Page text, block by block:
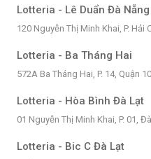
Lotteria - Lê Duẩn Đà Nẵng
120 Nguyễn Thị Minh Khai, P. Hải
Lotteria - Ba Tháng Hai
572A Ba Tháng Hai, P. 14, Quận
Lotteria - Hòa Bình Đà Lạt
01 Nguyễn Thị Minh Khai, P. 01,
Lotteria - Bic C Đà Lạt